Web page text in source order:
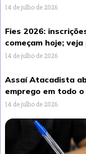
14 de julho de 2026
Fies 2026:
começam hoje;
14 de julho de 2026
Assaí Atacadista
emprego em todo
14 de julho de 2026